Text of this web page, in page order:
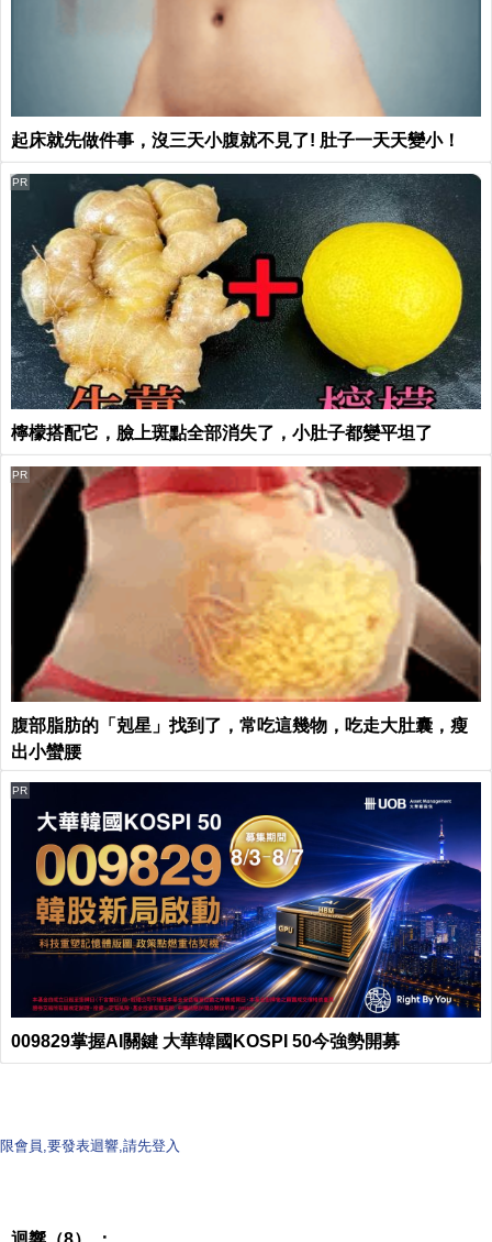
起床就先做件事，沒三天小腹就不見了! 肚子一天天變小！
檸檬搭配它，臉上斑點全部消失了，小肚子都變平坦了
PR
腹部脂肪的「剋星」找到了，常吃這幾物，吃走大肚囊，瘦
出小蠻腰
PR
009829掌握AI關鍵 大華韓國KOSPI 50今強勢開募
PR
限會員,要發表迴響,請先登入